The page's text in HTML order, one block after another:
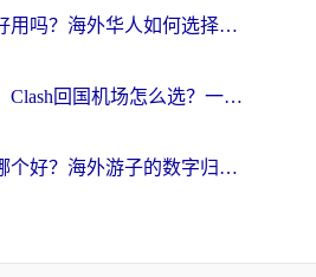
迅游和回国好用吗？海外华人如何选择靠谱的回国加速器
海外党必看：Clash回国机场怎么选？一篇搞定无缝访问国内资源的全攻略
穿梭和松果哪个好？海外游子的数字归乡路，到底该怎么选